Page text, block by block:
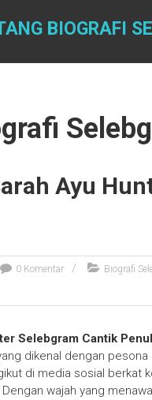
BIOGRAFI
Ayu
0 Komentar Biografi
Selebgram Cantik
dikenal dengan
di media sosial berkat
wajah yang